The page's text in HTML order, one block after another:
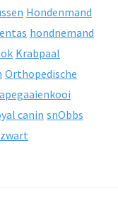
Hondenmand
hondnemand
Krabpaal
Orthopedische
canin snObbs
zwart